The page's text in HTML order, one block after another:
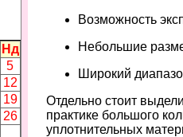
Нд
5
12
19
26
Возможность
Небольшие
Широкий
Отдельно стоит
практике большого
уплотнительных